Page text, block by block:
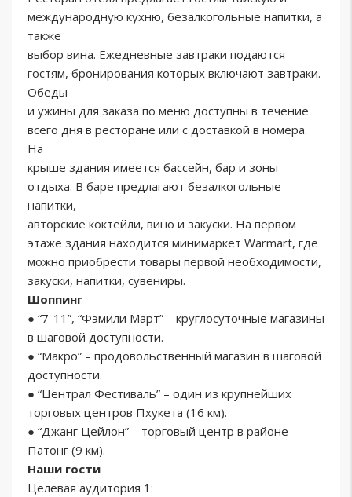
международную кухню, безалкогольные напитки, а
также
выбор вина. Ежедневные завтраки подаются
гостям, бронирования которых включают завтраки.
Обеды
и ужины для заказа по меню доступны в течение
всего дня в ресторане или с доставкой в номера.
На
крыше здания имеется бассейн, бар и зоны
отдыха. В баре предлагают безалкогольные
напитки,
авторские коктейли, вино и закуски. На первом
этаже здания находится минимаркет Warmart, где
можно приобрести товары первой необходимости,
закуски, напитки, сувениры.
Шоппинг
● “7-11”, “Фэмили Март” – круглосуточные магазины
в шаговой доступности.
● “Макро” – продовольственный магазин в шаговой
доступности.
● “Централ Фестиваль” – один из крупнейших
торговых центров Пхукета (16 км).
● “Джанг Цейлон” – торговый центр в районе
Патонг (9 км).
Наши гости
Целевая аудитория 1: